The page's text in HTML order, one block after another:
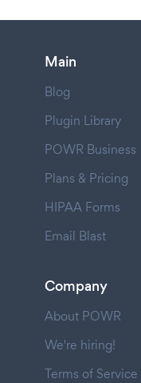
Main
Blog
Plugin Library
POWR Business
Plans & Pricing
HIPAA Forms
Email Blast
Company
About POWR
We're hiring!
Terms of Service